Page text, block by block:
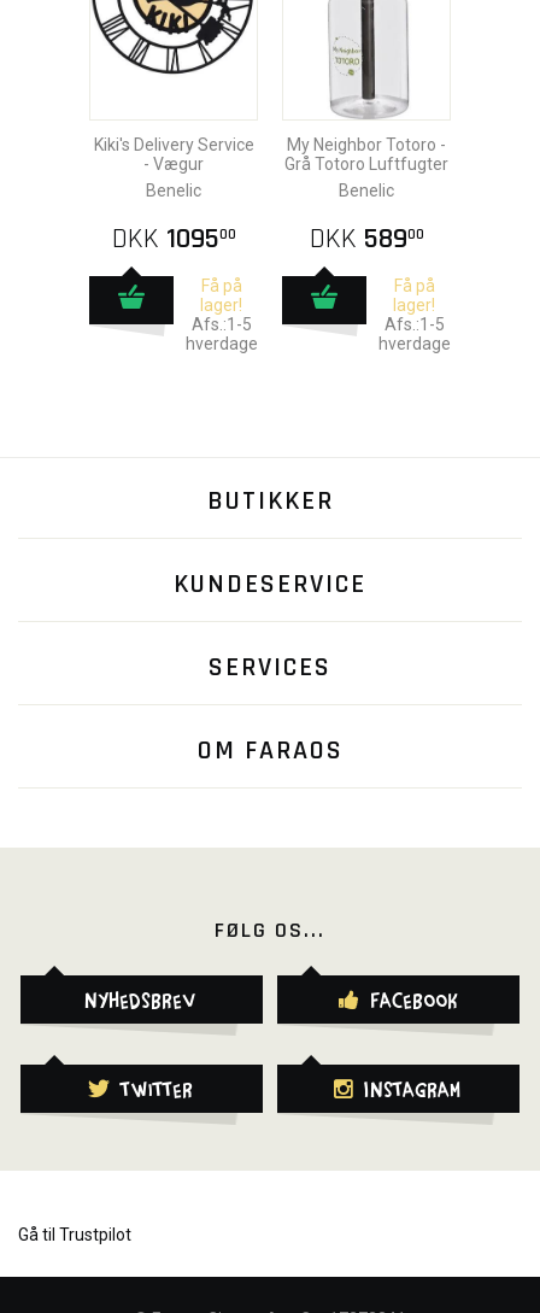
Kiki's Delivery Service
- Vægur
Benelic
DKK 109500
Få på
lager!
Afs.:1-5
hverdage
My Neighbor Totoro -
Grå Totoro Luftfugter
Benelic
DKK 58900
Få på
lager!
Afs.:1-5
hverdage
BUTIKKER
KUNDESERVICE
SERVICES
OM FARAOS
FØLG OS...
Nyhedsbrev Facebook
Twitter Instagram
Gå til Trustpilot